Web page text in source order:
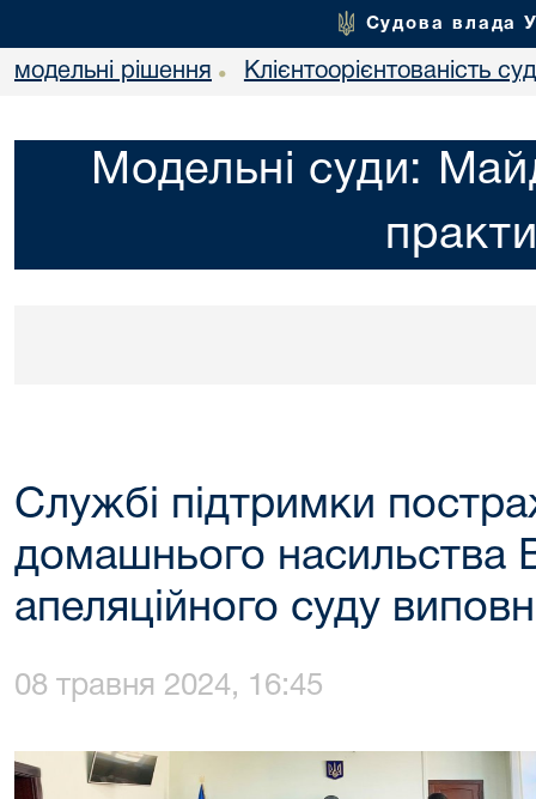
Судова влада
модельні рішення • Клієнтоорієнтованість
Модельні суди:
Службі підтримки
домашнього насильства
апеляційного суду
08 травня 2024, 16:45